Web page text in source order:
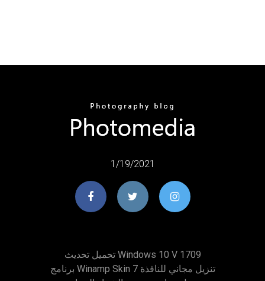
1/19/2021
تحميل تحديث Windows 10 V 1709
برنامج Winamp Skin تنزيل مجاني للنافذة 7